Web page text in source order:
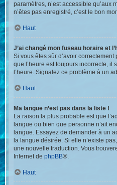
paramètres, n’est accessible qu’aux
n’êtes pas enregistré, c’est le bon
Haut
J’ai changé mon fuseau horaire et
Si vous êtes sûr d’avoir
que l’heure est toujours incorrecte, il
l’heure. Signalez ce problème à un
Haut
Ma langue n’est pas dans la liste !
La raison la plus probable est que
langue ou bien que personne n’ait
langue. Essayez de demander à un
la langue désirée. Si elle n’existe
une nouvelle traduction. Vous
Internet dephpBB®.
Haut